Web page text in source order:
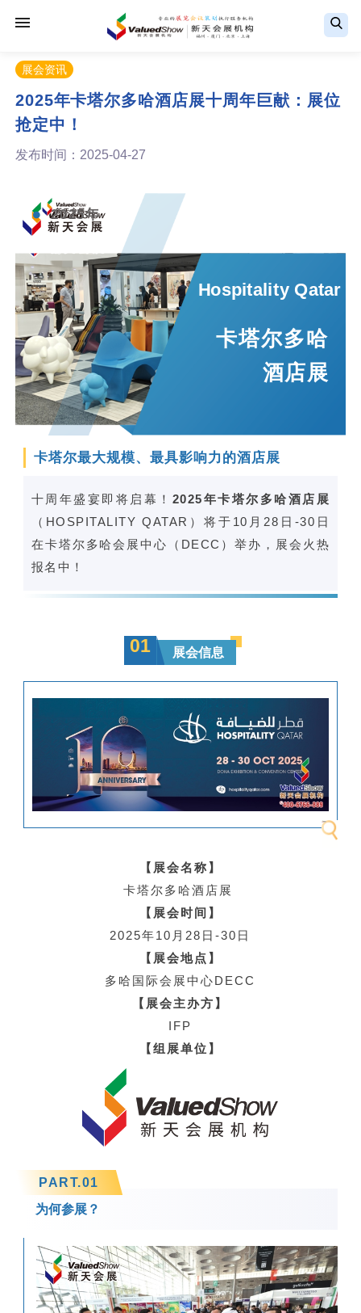
展会资讯
2025年卡塔尔多哈酒店展十周年巨献：展位
抢定中！
发布时间：2025-04-27
Hospitality Qatar
2025年
卡塔尔多哈
酒店展
卡塔尔最大规模、最具影响力的酒店展
十周年盛宴即将启幕！ 2025年卡塔尔多哈酒店展
（HOSPITALITY QATAR）将于10月28日-30日
在卡塔尔多哈会展中心（DECC）举办，展会火热
报名中！
01 展会信息
【展会名称】
卡塔尔多哈酒店展
【展会时间】
2025年10月28日-30日
【展会地点】
多哈国际会展中心DECC
【展会主办方】
IFP
【组展单位】
PART.01
为何参展？